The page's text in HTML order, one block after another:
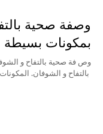
وصفة صحية
بمكونات بسيطة
وص فة صحية بالتفاح و
بالتفاح و الشوفان.